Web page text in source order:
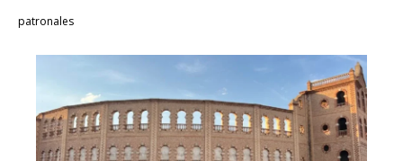
patronales